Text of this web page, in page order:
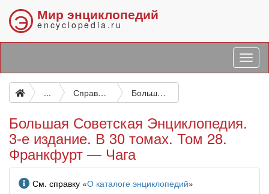
Э Мир энциклопедий
encyclopedia.ru
... Справочные издания общего типа Большая Советская Энциклопедия. 3-е издание. В 30 томах. Том 28. Франкфурт — Чага
Большая Советская Энциклопедия.
3-е издание. В 30 томах. Том 28.
Франкфурт — Чага
Информация
См. справку «О каталоге энциклопедий»